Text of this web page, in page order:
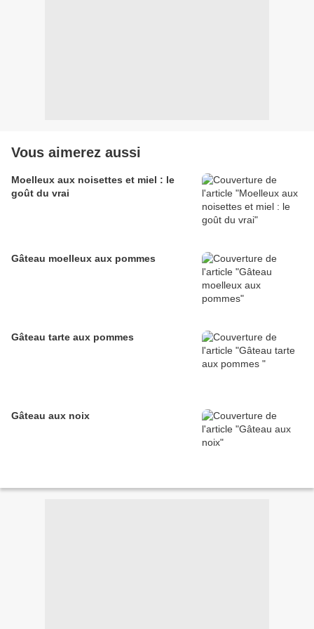
Vous aimerez aussi
Moelleux aux noisettes et miel : le
goût du vrai
Gâteau moelleux aux pommes
Gâteau tarte aux pommes
Gâteau aux noix